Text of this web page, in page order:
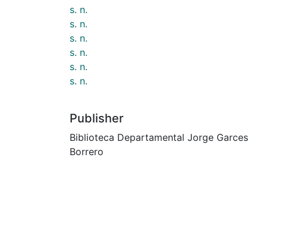
s. n.
s. n.
s. n.
s. n.
s. n.
s. n.
Publisher
Biblioteca Departamental Jorge Garces
Borrero